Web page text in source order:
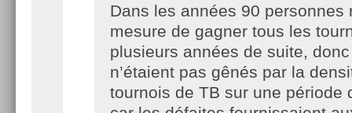
Dans les années 90 personnes
mesure de gagner tous les
plusieurs années de suite,
n’étaient pas gênés par la
tournois de TB sur une période